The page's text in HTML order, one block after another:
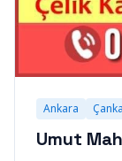
Ankara
Umut